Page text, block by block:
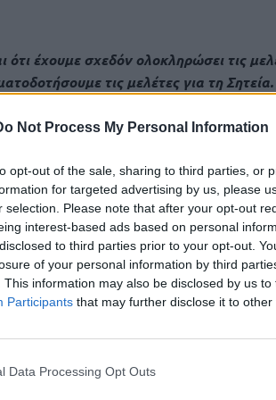
Not Process My Personal Information
opt-out of the sale, sharing to third parties, or
for targeted advertising by us, please
selection. Please note that after your opt-out
interest-based ads based on personal
to third parties prior to your opt-out.
of your personal information by third
This information may also be disclosed by us
Participants that may further disclose it to other
Data Processing Opt Outs
έχουμε σχεδόν ολοκληρώσει τις
τις μελέτες για τη
την άλλη, αυτή είναι και η
ο κ. Δήμας.
να αναφερθεί και στηναυριανή
– Χανιά, που θα πραγματοποιηθεί
Συνεδριακό Κέντρο.
στη Νεάπολη, όπου ήδη έχουμε
και εκεί βλέπουμε τα εργοτάξια. Αυτό
είναι το τμήμα της
θα δείτε και την προαίρεση προς
για την ανάπτυξη της Κρήτης,